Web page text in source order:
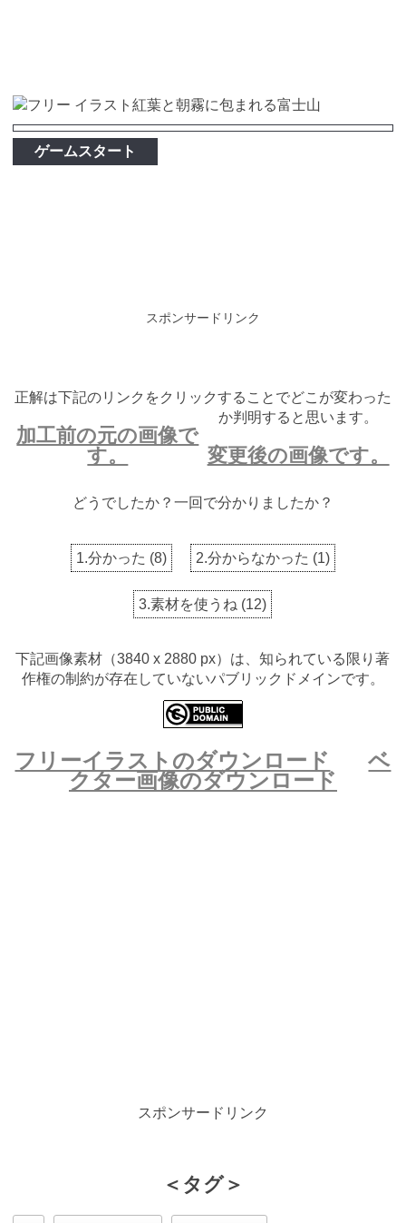
ゲームスタート
スポンサードリンク
正解は下記のリンクをクリックすることでどこが変わった
か判明すると思います。
加工前の元の画像で
す。
変更後の画像です。
どうでしたか？一回で分かりましたか？
1.分かった (8) 2.分からなかった (1)
3.素材を使うね (12)
下記画像素材（3840 x 2880 px）は、知られている限り著
作権の制約が存在していないパブリックドメインです。
フリーイラストのダウンロード
ベ
クター画像のダウンロード
スポンサードリンク
＜タグ＞